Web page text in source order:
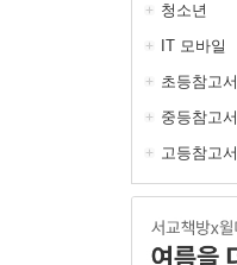
청소년
IT 모바일
초등참고서
중등참고서
고등참고서